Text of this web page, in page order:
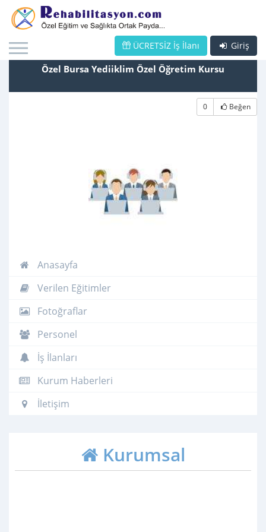
Giriş
ÜCRETSİZ İş İlanı
Özel Bursa Yediiklim Özel Öğretim Kursu
0 Beğen
Anasayfa
Verilen Eğitimler
Fotoğraflar
Personel
İş İlanları
Kurum Haberleri
İletişim
Kurumsal